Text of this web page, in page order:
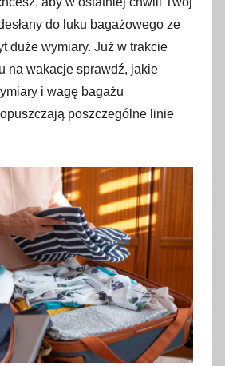
do luku bagażowego ze
duże wymiary. Już w trakcie
na wakacje sprawdź, jakie
i wagę bagażu
poszczególne linie